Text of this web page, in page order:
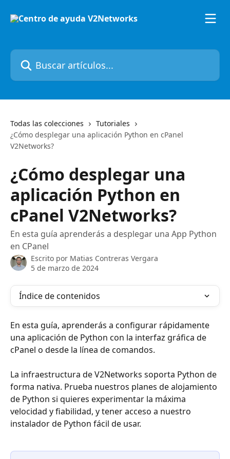
Buscar artículos...
Todas las colecciones
Tutoriales
¿Cómo desplegar una aplicación Python en cPanel
V2Networks?
¿Cómo desplegar una
aplicación Python en
cPanel V2Networks?
En esta guía aprenderás a desplegar una App Python
en CPanel
Escrito por Matias Contreras Vergara
5 de marzo de 2024
Índice de contenidos
En esta guía, aprenderás a configurar rápidamente
una aplicación de Python con la interfaz gráfica de
cPanel o desde la línea de comandos.
La infraestructura de V2Networks soporta Python de
forma nativa. Prueba nuestros planes de alojamiento
de Python si quieres experimentar la máxima
velocidad y fiabilidad, y tener acceso a nuestro
instalador de Python fácil de usar.